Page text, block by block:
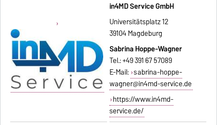
in4MD Service GmbH
Universitätsplatz 12
39104 Magdeburg
Sabrina Hoppe-Wagner
Tel.: +49 391 67 57089
E-Mail: sabrina-hoppe-
wagner@in4md-service.de
https://www.in4md-
service.de/